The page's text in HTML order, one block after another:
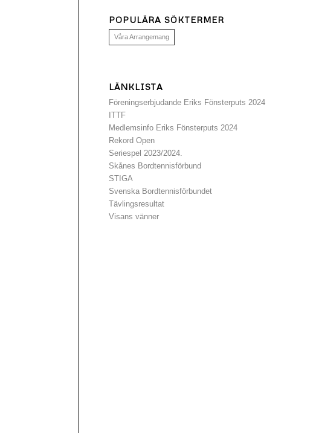
POPULÄRA SÖKTERMER
Våra Arrangemang
LÄNKLISTA
Föreningserbjudande Eriks Fönsterputs 2024
ITTF
Medlemsinfo Eriks Fönsterputs 2024
Rekord Open
Seriespel 2023/2024.
Skånes Bordtennisförbund
STIGA
Svenska Bordtennisförbundet
Tävlingsresultat
Visans vänner